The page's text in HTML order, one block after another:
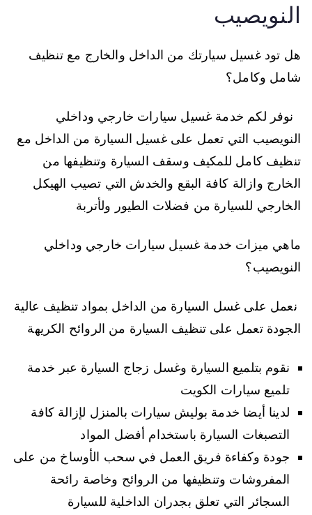
النويصيب
هل تود غسيل سيارتك من الداخل والخارج مع تنظيف
شامل وكامل؟
نوفر لكم خدمة غسيل سيارات خارجي وداخلي
النويصيب التي تعمل على غسيل السيارة من الداخل مع
تنظيف كامل للمكيف وسقف السيارة وتنظيفها من
الخارج وازالة كافة البقع والخدش التي تصيب الهيكل
الخارجي للسيارة من فضلات الطيور ولأتربة
ماهي ميزات خدمة غسيل سيارات خارجي وداخلي
النويصيب؟
نعمل على غسل السيارة من الداخل بمواد تنظيف عالية
الجودة تعمل على تنظيف السيارة من الروائح الكريهة
نقوم بتلميع السيارة وغسل زجاج السيارة عبر خدمة
تلميع سيارات الكويت
لدينا أيضا خدمة بوليش سيارات بالمنزل لإزالة كافة
التصبغات السيارة باستخدام أفضل المواد
جودة وكفاءة فريق العمل في سحب الأوساخ من على
المفروشات وتنظيفها من الروائح وخاصة رائحة
السجائر التي تعلق بجدران الداخلية للسيارة